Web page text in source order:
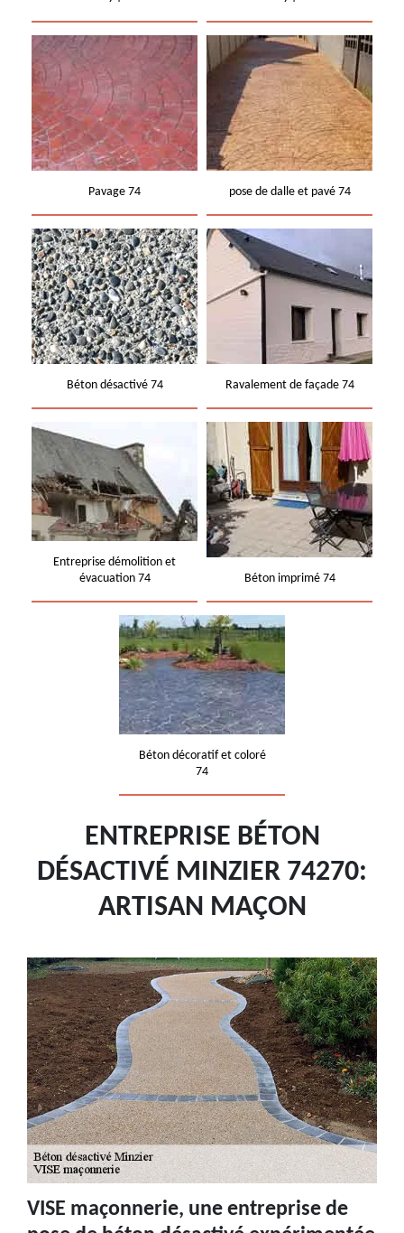
Pavage 74 pose de dalle et pavé 74
Béton désactivé 74 Ravalement de façade 74
Entreprise démolition et
évacuation 74
Béton imprimé 74
Béton décoratif et coloré
74
ENTREPRISE BÉTON
DÉSACTIVÉ MINZIER 74270:
ARTISAN MAÇON
VISE maçonnerie, une entreprise de